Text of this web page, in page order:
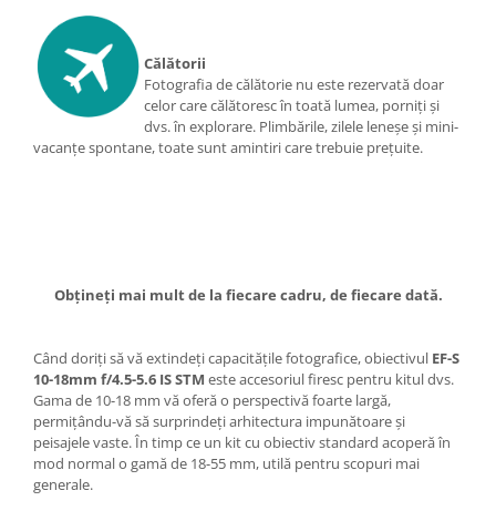
Transmitator de fisiere fara fir
Vizor
Accesorii diverse
Genti, Rucsacuri, Troller foto
Genti foto
Only One Shoulder - SlingShot
Hamuri si Centuri foto
Curele Aparat - Umar
Genti Laptop si iPad
Hand Strap / Grip
Troller
Călătorii
Fotografia de călătorie nu este rezervată doar
celor care călătoresc în toată lumea, porniţi şi
dvs. în explorare. Plimbările, zilele leneşe şi mini-
vacanţe spontane, toate sunt amintiri care trebuie preţuite.
Obţineţi mai mult de la fiecare cadru, de fiecare dată.
Când doriţi să vă extindeţi capacităţile fotografice, obiectivul EF-S
10-18mm f/4.5-5.6 IS STM este accesoriul firesc pentru kitul dvs.
Gama de 10-18 mm vă oferă o perspectivă foarte largă,
permiţându-vă să surprindeţi arhitectura impunătoare şi
peisajele vaste. În timp ce un kit cu obiectiv standard acoperă în
mod normal o gamă de 18-55 mm, utilă pentru scopuri mai
generale.